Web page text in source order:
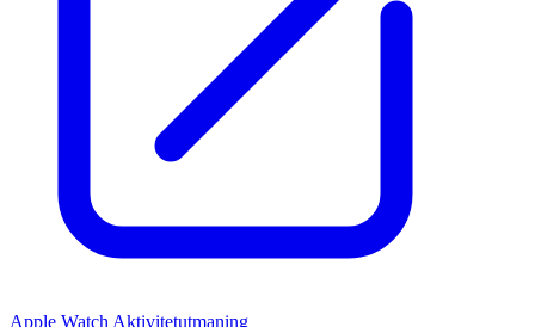
Apple Watch Aktivitetutmaning